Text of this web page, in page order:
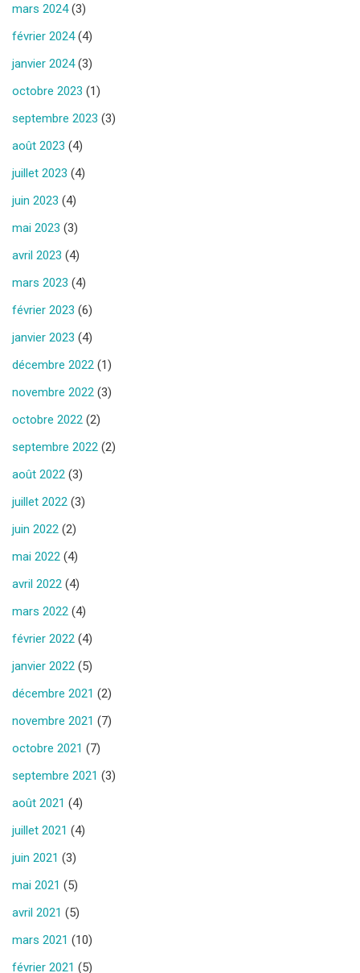
mars 2024(3)
février 2024(4)
janvier 2024(3)
octobre 2023 (1)
septembre 2023 (3)
août 2023 (4)
juillet 2023 (4)
juin 2023 (4)
mai 2023 (3)
avril 2023 (4)
mars 2023 (4)
février 2023 (6)
janvier 2023 (4)
décembre 2022 (1)
novembre 2022 (3)
octobre 2022 (2)
septembre 2022 (2)
août 2022 (3)
juillet 2022 (3)
juin 2022 (2)
mai 2022 (4)
avril 2022 (4)
mars 2022 (4)
février 2022 (4)
janvier 2022 (5)
décembre 2021 (2)
novembre 2021 (7)
octobre 2021 (7)
septembre 2021 (3)
août 2021 (4)
juillet 2021 (4)
juin 2021 (3)
mai 2021 (5)
avril 2021 (5)
mars 2021 (10)
février 2021 (5)